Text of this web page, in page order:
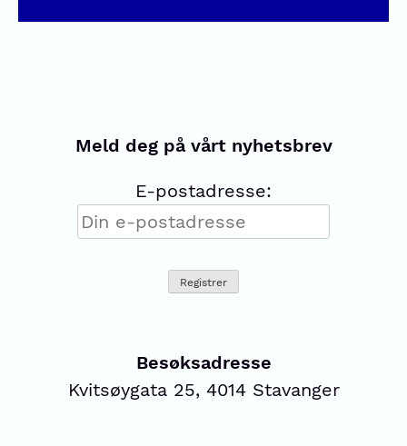
Meld deg på vårt nyhetsbrev
E-postadresse:
Besøksadresse
Kvitsøygata 25, 4014 Stavanger